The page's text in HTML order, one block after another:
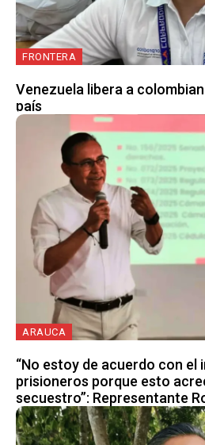
FRONTERA
Venezuela libera a
país
ARAUCA
“No estoy de acuerdo con el
prisioneros porque esto
secuestro”: Representante